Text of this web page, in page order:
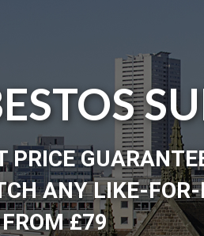
PRICE
ANY LIKE-FOR-
£79